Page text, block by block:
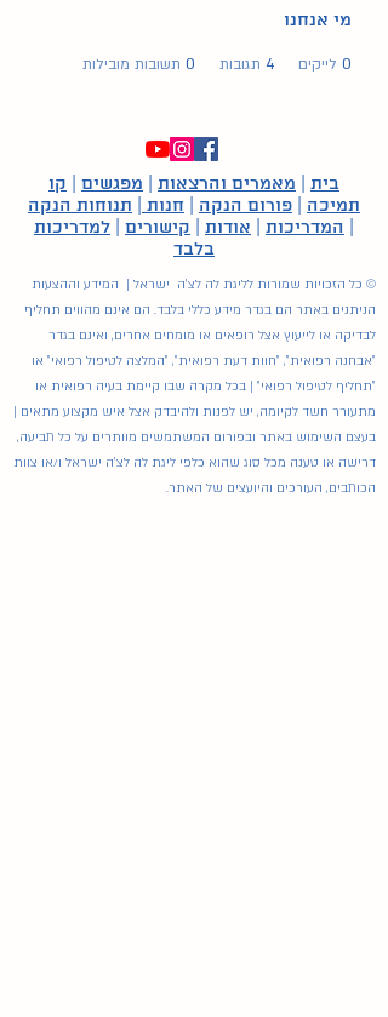
מי אנחנו
0 לייקים 4 תגובות 0 תשובות מובילות
בית מאמרים והרצאות מפגשים
קו
תמיכה
פורום הנקה חנות
תנוחות הנקה
המדריכות אודות קישורים
למדריכות
בלבד
© כל הזכויות שמורות לליגת לה לצ'ה ישראל | המידע וההצעות
הניתנים באתר הם בגדר מידע כללי בלבד. הם אינם מהווים תחליף
לבדיקה או לייעוץ אצל רופאים או מומחים אחרים, ואינם בגדר
"אבחנה רפואית", "חוות דעת רפואית", "המלצה לטיפול רפואי" או
"תחליף לטיפול רפואי" | בכל מקרה שבו קיימת בעיה רפואית או
מתעורר חשד לקיומה, יש לפנות ולהיבדק אצל איש מקצוע מתאים |
בעצם השימוש באתר ובפורום המשתמשים מוותרים על כל תביעה,
דרישה או טענה מכל סוג שהוא כלפי ליגת לה לצ'ה ישראל ו/או צוות
הכותבים, העורכים והיועצים של האתר.